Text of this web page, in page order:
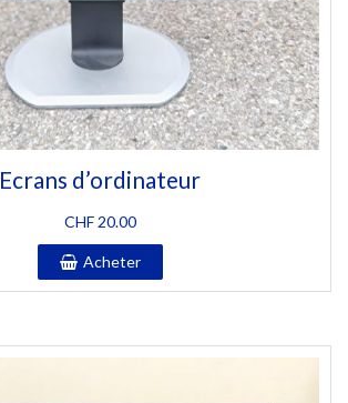
Ecrans d’ordinateur
CHF20.00
Acheter